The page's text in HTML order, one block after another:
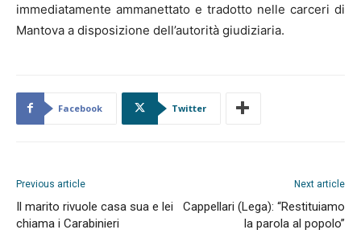
immediatamente ammanettato e tradotto nelle carceri di
Mantova a disposizione dell’autorità giudiziaria.
Facebook Twitter
Previous article
Il marito rivuole casa sua e lei
chiama i Carabinieri
Next article
Cappellari (Lega): “Restituiamo
la parola al popolo”